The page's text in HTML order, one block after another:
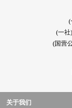
(
(一社
(国营
关于我们